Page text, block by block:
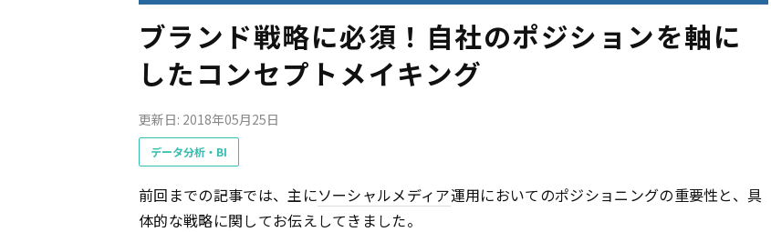
ブランド戦略に必須！自社のポジションを軸に
したコンセプトメイキング
更新日: 2018年05月25日
データ分析・BI
前回までの記事では、主にソーシャルメディア運用においてのポジショニングの重要性と、具
体的な戦略に関してお伝えしてきました。